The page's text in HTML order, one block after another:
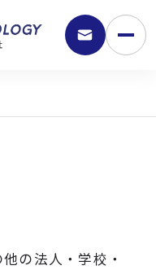
の法人・学校・